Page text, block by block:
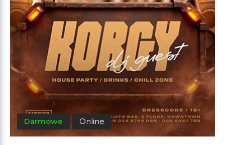
Darmowe Online